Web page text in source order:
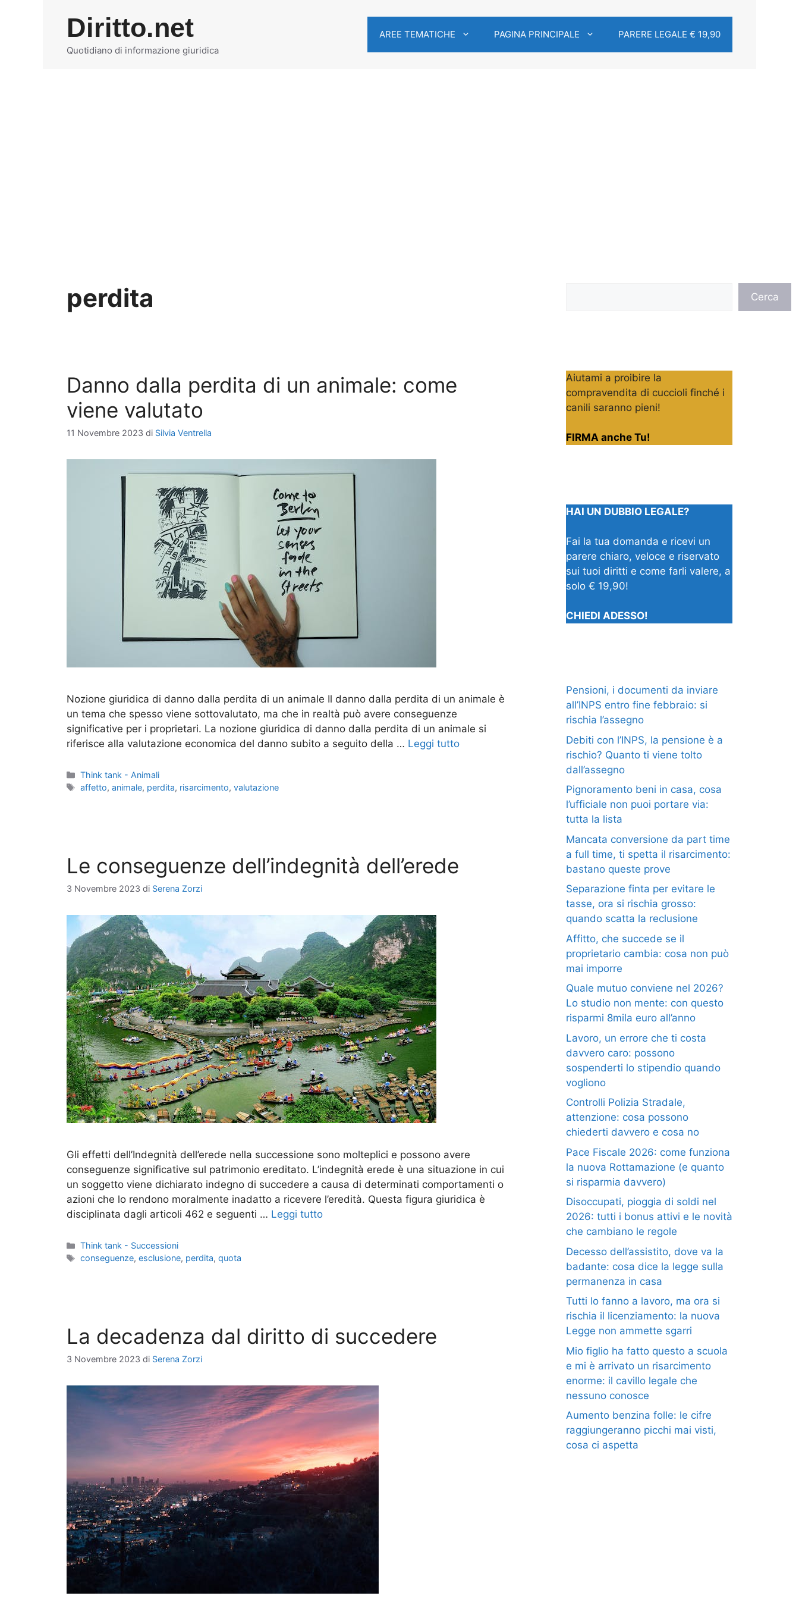
Diritto.net
Quotidiano di informazione giuridica
AREE TEMATICHE PAGINA PRINCIPALE PARERE LEGALE € 19,90
perdita
Danno dalla perdita di un animale: come
viene valutato
11 Novembre 2023 di Silvia Ventrella
Nozione giuridica di danno dalla perdita di un animale Il danno dalla perdita di un animale è
un tema che spesso viene sottovalutato, ma che in realtà può avere conseguenze
significative per i proprietari. La nozione giuridica di danno dalla perdita di un animale si
riferisce alla valutazione economica del danno subito a seguito della … Leggi tutto
Categorie
Think tank - Animali
Tag
affetto,animale, perdita, risarcimento,valutazione
Le conseguenze dell’indegnità dell’erede
3 Novembre 2023 di Serena Zorzi
Gli effetti dell’Indegnità dell’erede nella successione sono molteplici e possono avere
conseguenze significative sul patrimonio ereditato. L’indegnità erede è una situazione in cui
un soggetto viene dichiarato indegno di succedere a causa di determinati comportamenti o
azioni che lo rendono moralmente inadatto a ricevere l’eredità. Questa figura giuridica è
disciplinata dagli articoli 462 e seguenti … Leggi tutto
Categorie
Think tank - Successioni
Tag
conseguenze,esclusione, perdita,quota
La decadenza dal diritto di succedere
3 Novembre 2023 di Serena Zorzi
Cerca
Aiutami a proibire la
compravendita di cuccioli finché i
canili saranno pieni!
FIRMA anche Tu!
HAI UN DUBBIO LEGALE?
Fai la tua domanda e ricevi un
parere chiaro, veloce e riservato
sui tuoi diritti e come farli valere, a
solo € 19,90!
CHIEDI ADESSO!
Pensioni, i documenti da inviare
all’INPS entro fine febbraio: si
rischia l’assegno
Debiti con l’INPS, la pensione è a
rischio? Quanto ti viene tolto
dall’assegno
Pignoramento beni in casa, cosa
l’ufficiale non puoi portare via:
tutta la lista
Mancata conversione da part time
a full time, ti spetta il risarcimento:
bastano queste prove
Separazione finta per evitare le
tasse, ora si rischia grosso:
quando scatta la reclusione
Affitto, che succede se il
proprietario cambia: cosa non può
mai imporre
Quale mutuo conviene nel 2026?
Lo studio non mente: con questo
risparmi 8mila euro all’anno
Lavoro, un errore che ti costa
davvero caro: possono
sospenderti lo stipendio quando
vogliono
Controlli Polizia Stradale,
attenzione: cosa possono
chiederti davvero e cosa no
Pace Fiscale 2026: come funziona
la nuova Rottamazione (e quanto
si risparmia davvero)
Disoccupati, pioggia di soldi nel
2026: tutti i bonus attivi e le novità
che cambiano le regole
Decesso dell’assistito, dove va la
badante: cosa dice la legge sulla
permanenza in casa
Tutti lo fanno a lavoro, ma ora si
rischia il licenziamento: la nuova
Legge non ammette sgarri
Mio figlio ha fatto questo a scuola
e mi è arrivato un risarcimento
enorme: il cavillo legale che
nessuno conosce
Aumento benzina folle: le cifre
raggiungeranno picchi mai visti,
cosa ci aspetta